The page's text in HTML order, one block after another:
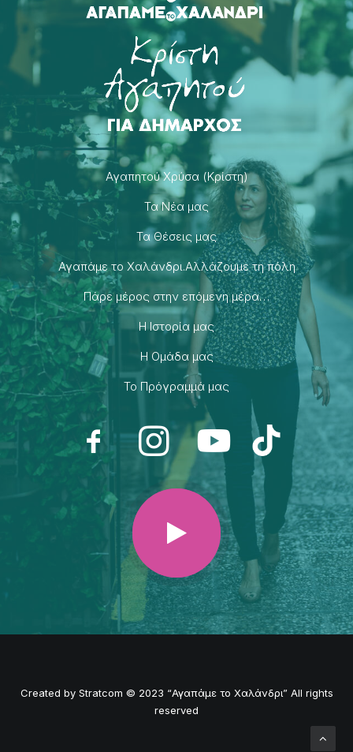
Αγαπητού Χρύσα (Κρίστη)
Τα Νέα μας
Τα Θέσεις μας
Αγαπάμε το Χαλάνδρι.Αλλάζουμε τη πόλη
Πάρε μέρος στην επόμενη μέρα…
H Ιστορία μας
H Ομάδα μας
Το Πρόγραμμά μας
Created by Stratcom © 2023 “Αγαπάμε το Χαλάνδρι” All rights
reserved